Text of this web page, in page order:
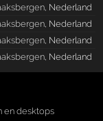
, Nederland
, Nederland
, Nederland
, Nederland
en desktops